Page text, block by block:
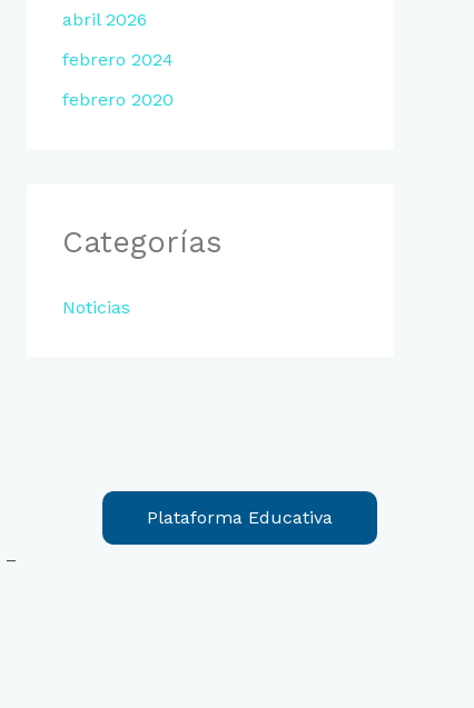
abril 2026
febrero 2024
febrero 2020
Categorías
Noticias
–
Plataforma Educativa